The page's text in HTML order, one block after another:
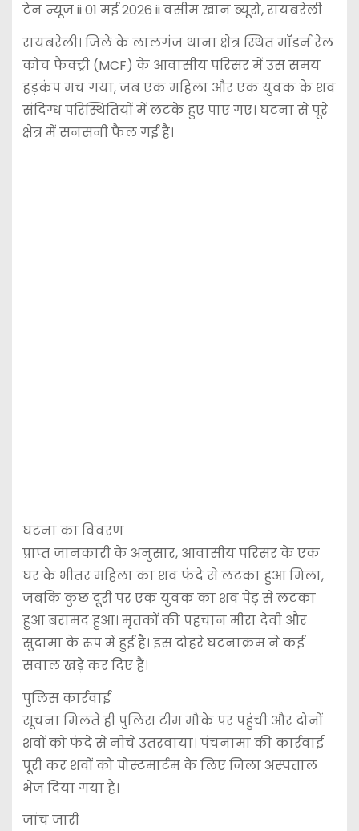
टेन न्यूज ii 01 मई 2026 ii वसीम खान ब्यूरो, रायबरेली
रायबरेली। जिले के लालगंज थाना क्षेत्र स्थित मॉडर्न रेल
कोच फैक्ट्री (MCF) के आवासीय परिसर में उस समय
हड़कंप मच गया, जब एक महिला और एक युवक के शव
संदिग्ध परिस्थितियों में लटके हुए पाए गए। घटना से पूरे
क्षेत्र में सनसनी फैल गई है।
घटना का विवरण
प्राप्त जानकारी के अनुसार, आवासीय परिसर के एक
घर के भीतर महिला का शव फंदे से लटका हुआ मिला,
जबकि कुछ दूरी पर एक युवक का शव पेड़ से लटका
हुआ बरामद हुआ। मृतकों की पहचान मीरा देवी और
सुदामा के रूप में हुई है। इस दोहरे घटनाक्रम ने कई
सवाल खड़े कर दिए हैं।
पुलिस कार्रवाई
सूचना मिलते ही पुलिस टीम मौके पर पहुंची और दोनों
शवों को फंदे से नीचे उतरवाया। पंचनामा की कार्रवाई
पूरी कर शवों को पोस्टमार्टम के लिए जिला अस्पताल
भेज दिया गया है।
जांच जारी